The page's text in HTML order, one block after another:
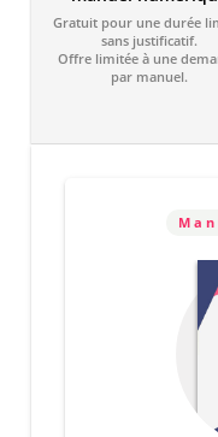
Gratuit pour une durée
sans justificatif.
Offre limitée à une
par manuel.